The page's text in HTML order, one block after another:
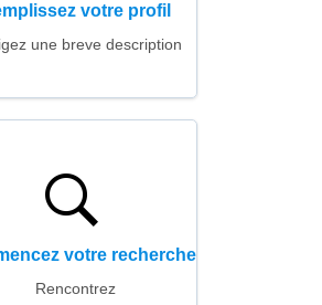
votre profil
une breve description
votre recherche
Rencontrez